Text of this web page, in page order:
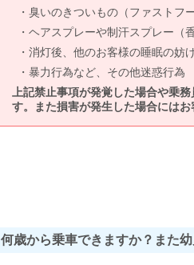
臭いのきついもの（ファストフ
ヘアスプレーや制汗スプレー（
消灯後、他のお客様の睡眠の妨
暴力行為など、その他迷惑行為
上記禁止事項が発覚した場合や乗
す。また損害が発生した場合には
何歳から乗車できますか？また